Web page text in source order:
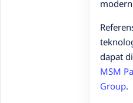
dapat
MSM
Group.